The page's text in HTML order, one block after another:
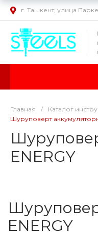
г. Ташкент, улица
Главная / Каталог
Шуруповерт
ENERGY
ENERGY